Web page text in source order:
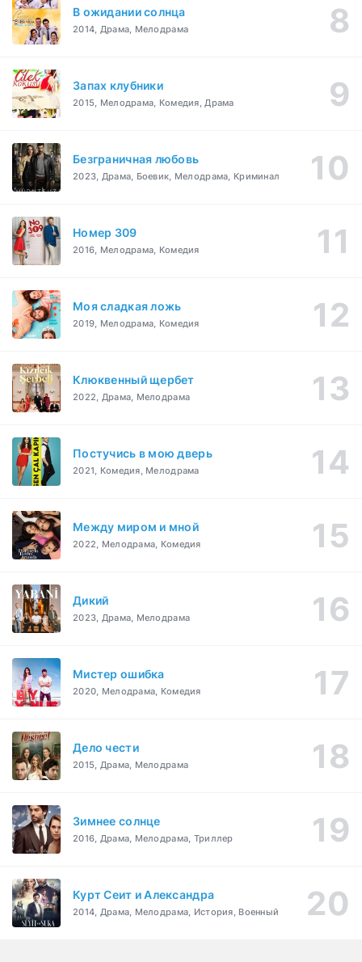
В ожидании солнца
2014, Драма, Мелодрама
Запах клубники
2015, Мелодрама, Комедия, Драма
Безграничная любовь
2023, Драма, Боевик, Мелодрама, Криминал
Номер 309
2016, Мелодрама, Комедия
Моя сладкая ложь
2019, Мелодрама, Комедия
Клюквенный щербет
2022, Драма, Мелодрама
Постучись в мою дверь
2021, Комедия, Мелодрама
Между миром и мной
2022, Мелодрама, Комедия
Дикий
2023, Драма, Мелодрама
Мистер ошибка
2020, Мелодрама, Комедия
Дело чести
2015, Драма, Мелодрама
Зимнее солнце
2016, Драма, Мелодрама, Триллер
Курт Сеит и Александра
2014, Драма, Мелодрама, История, Военный